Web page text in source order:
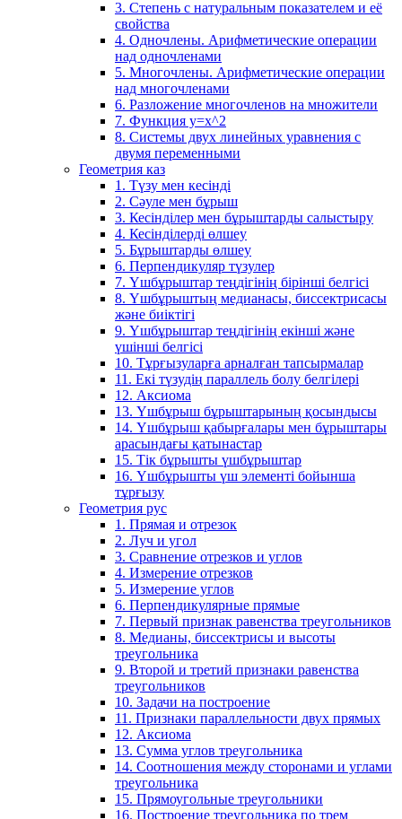
3. Степень с натуральным показателем и её
свойства
4. Одночлены. Арифметические операции
над одночленами
5. Многочлены. Арифметические операции
над многочленами
6. Разложение многочленов на множители
7. Функция y=x^2
8. Системы двух линейных уравнения с
двумя переменными
Геометрия каз
1. Түзу мен кесінді
2. Сәуле мен бұрыш
3. Кесінділер мен бұрыштарды салыстыру
4. Кесінділерді өлшеу
5. Бұрыштарды өлшеу
6. Перпендикуляр түзулер
7. Үшбұрыштар теңдігінің бірінші белгісі
8. Үшбұрыштың медианасы, биссектрисасы
және биіктігі
9. Үшбұрыштар теңдігінің екінші және
үшінші белгісі
10. Тұрғызуларға арналған тапсырмалар
11. Екі түзудің параллель болу белгілері
12. Аксиома
13. Үшбұрыш бұрыштарының қосындысы
14. Үшбұрыш қабырғалары мен бұрыштары
арасындағы қатынастар
15. Тік бұрышты үшбұрыштар
16. Үшбұрышты үш элементі бойынша
тұрғызу
Геометрия рус
1. Прямая и отрезок
2. Луч и угол
3. Сравнение отрезков и углов
4. Измерение отрезков
5. Измерение углов
6. Перпендикулярные прямые
7. Первый признак равенства треугольников
8. Медианы, биссектрисы и высоты
треугольника
9. Второй и третий признаки равенства
треугольников
10. Задачи на построение
11. Признаки параллельности двух прямых
12. Аксиома
13. Сумма углов треугольника
14. Соотношения между сторонами и углами
треугольника
15. Прямоугольные треугольники
16. Построение треугольника по трем